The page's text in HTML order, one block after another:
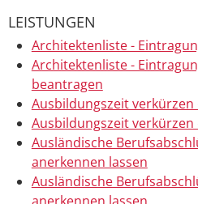
LEISTUNGEN
Architektenliste -
Architektenliste -
beantragen
Ausbildungszeit
Ausbildungszeit
Ausländische
anerkennen lassen
Ausländische